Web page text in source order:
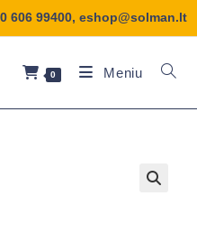
606 99400, eshop@solman.lt
0 Meniu